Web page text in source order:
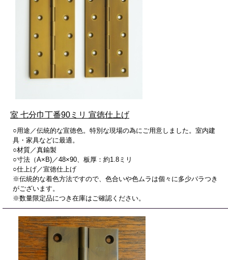
室 七分巾丁番90ミリ 宣徳仕上げ
○用途／伝統的な宣徳色。特別な現場の為にご用意しました。室内建
具・家具などに最適。
○材質／真鍮製
○寸法（A×B)／48×90、板厚：約1.8ミリ
○仕上げ／宣徳仕上げ
※伝統的な着色方法ですので、色合いや色ムラは個々に多少バラつき
がございます。
※数量限定品につき在庫はご確認ください。